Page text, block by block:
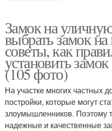
Замок на
выбрать замок
советы, как
установить
(105 фото)
На участке многих частных
постройки, которые могут
злоумышленников. Поэтому
надежные и качественные